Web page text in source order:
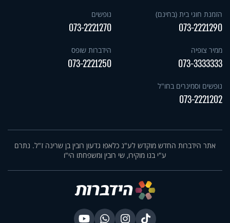
הזמנת חוגי בית (בחינם)
073-2221290
נופשים
073-2221270
ממיר צופיה
073-3333333
הידברות שופס
073-2221250
נופשים וסמינרים בחו"ל
073-2221202
אתר הידברות החדש מוקדש לע"נ כלאפו גדעון רובין בן שרינה ז"ל. נתרם
ע"י בנו מוקירו, שי רובין ומשפחתו הי"ו